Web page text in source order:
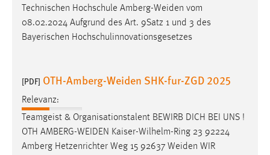
Technischen Hochschule Amberg-Weiden vom
08.02.2024 Aufgrund des Art. 9Satz 1 und 3 des
Bayerischen Hochschulinnovationsgesetzes
[PDF] OTH-Amberg-Weiden SHK-fur-ZGD 2025
Relevanz:
Teamgeist & Organisationstalent BEWIRB DICH BEI UNS !
OTH AMBERG-WEIDEN Kaiser-Wilhelm-Ring 23 92224
Amberg Hetzenrichter Weg 15 92637 Weiden WIR